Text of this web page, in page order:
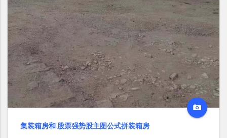
集装箱房和 股票强势股主图公式拼装箱房